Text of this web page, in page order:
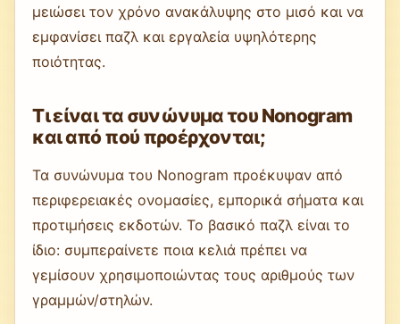
μειώσει τον χρόνο ανακάλυψης στο μισό και να
εμφανίσει παζλ και εργαλεία υψηλότερης
ποιότητας.
Τι είναι τα συνώνυμα του Nonogram
και από πού προέρχονται;
Τα συνώνυμα του Nonogram προέκυψαν από
περιφερειακές ονομασίες, εμπορικά σήματα και
προτιμήσεις εκδοτών. Το βασικό παζλ είναι το
ίδιο: συμπεραίνετε ποια κελιά πρέπει να
γεμίσουν χρησιμοποιώντας τους αριθμούς των
γραμμών/στηλών.